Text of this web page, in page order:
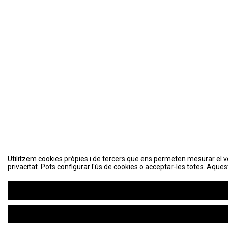
Utilitzem cookies pròpies i de tercers que ens permeten mesurar el
privacitat. Pots configurar l'ús de cookies o acceptar-les totes.
Utilitzem cookies pròpies i de tercers que ens permeten mesurar el
privacitat. Pots configurar l'ús de cookies o acceptar-les totes.